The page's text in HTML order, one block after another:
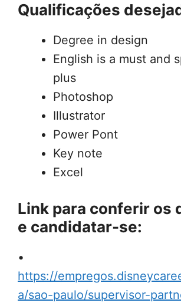
Qualificações
Degree in design
English is a must and
plus
Photoshop
Illustrator
Power Pont
Key note
Excel
Link para conferir os
e candidatar-se:
•
https://
a/sao-paulo/supervisor-